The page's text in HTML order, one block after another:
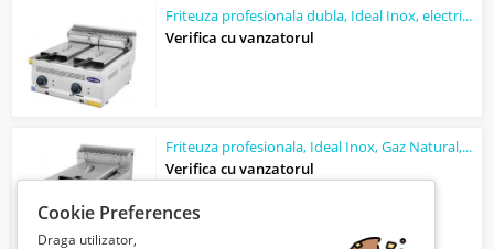
Friteuza profesionala dubla, Ideal Inox, electrica, 8+8 l, Linia 630
Verifica cu vanzatorul
Friteuza profesionala, Ideal Inox, Gaz Natural, 8 l, Linia 630
Verifica cu vanzatorul
Cookie Preferences
Draga utilizator,